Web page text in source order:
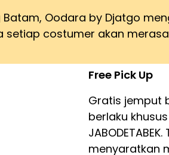
Oodara by Djatgo
costumer akan
Free Pick Up
Gratis jemput
berlaku
menyaratkan